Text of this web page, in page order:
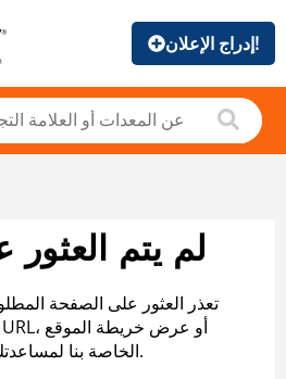
إدراج الإعلان!
لم يتم
تعذر العثور على الصفحة
الخاصة بنا لمساعدتك في العثور على ما تريد.